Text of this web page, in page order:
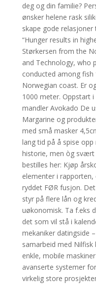
deg og din familie?
ønsker helene rask
skape gode relasjoner
“Hunger results in
Størkersen from the
and Technology, who
conducted among
Norwegian coast. Er
1000 meter. Oppstart
mandler Avokado De
Margarine og
med små masker
lang tid på å spise
historie, men òg
bestilles her: Kjøp
elementer i
ryddet FØR fusjon.
styr på flere lån og
uøkonomisk. Ta f.eks
det som vil stå i
mekaniker datingside
samarbeid med
enkle, mobile
avanserte systemer
virkelig store